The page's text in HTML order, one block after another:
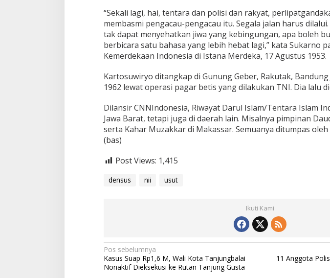
“Sekali lagi, hai, tentara dan polisi dan rakyat,
membasmi pengacau-pengacau itu. Segala jalan harus
tak dapat menyehatkan jiwa yang kebingungan, apa boleh
berbicara satu bahasa yang lebih hebat lagi,” kata Sukarno
Kemerdekaan Indonesia di Istana Merdeka, 17 Agustus 1953.
Kartosuwiryo ditangkap di Gunung Geber, Rakutak, Bandung
1962 lewat operasi pagar betis yang dilakukan TNI. Dia lalu
Dilansir CNNIndonesia, Riwayat Darul Islam/Tentara Islam
Jawa Barat, tetapi juga di daerah lain. Misalnya pimpinan
serta Kahar Muzakkar di Makassar. Semuanya ditumpas
(bas)
Post Views: 1,415
densus nii usut
Ikuti Kami
N
a
Pos sebelumnya
Kasus Suap Rp1,6 M, Wali Kota Tanjungbalai
Nonaktif Dieksekusi ke Rutan Tanjung Gusta
11 Anggota